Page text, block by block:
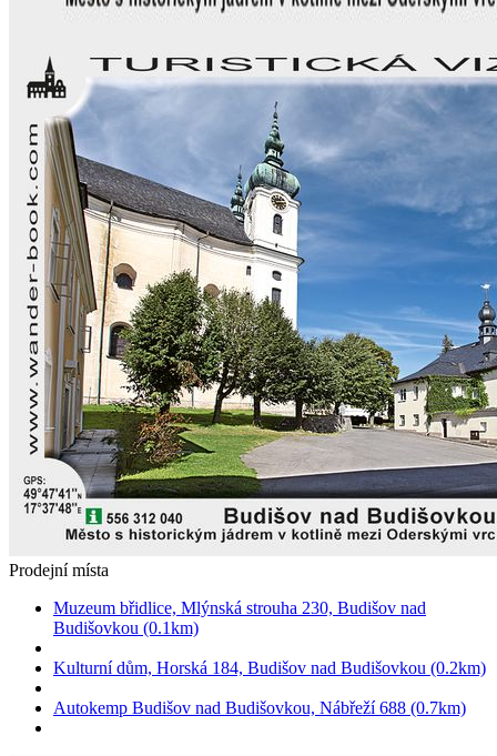
Prodejní místa
Muzeum břidlice, Mlýnská strouha 230, Budišov nad
Budišovkou (0.1km)
Kulturní dům, Horská 184, Budišov nad Budišovkou (0.2km)
Autokemp Budišov nad Budišovkou, Nábřeží 688 (0.7km)